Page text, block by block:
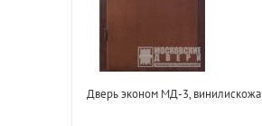
Дверь эконом МД-3, винилискожа